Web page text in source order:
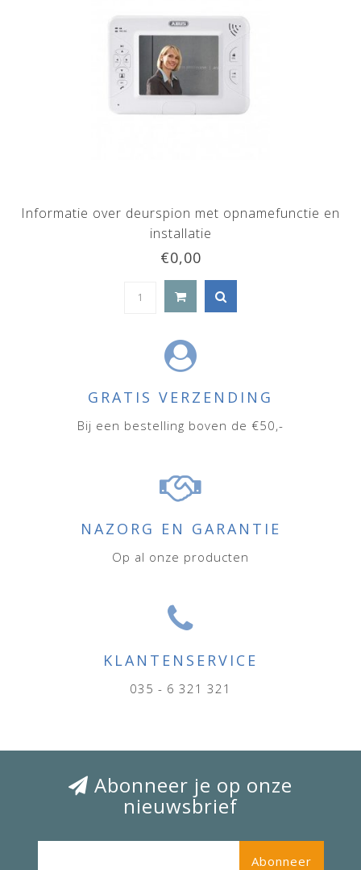
Informatie over deurspion met opnamefunctie en
installatie
€0,00
GRATIS VERZENDING
Bij een bestelling boven de €50,-
NAZORG EN GARANTIE
Op al onze producten
KLANTENSERVICE
035 - 6 321 321
Abonneer je op onze
nieuwsbrief
Abonneer